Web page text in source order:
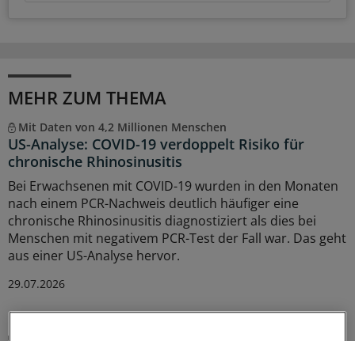
MEHR ZUM THEMA
Mit Daten von 4,2 Millionen Menschen
US-Analyse: COVID-19 verdoppelt Risiko für
chronische Rhinosinusitis
Bei Erwachsenen mit COVID-19 wurden in den Monaten
nach einem PCR-Nachweis deutlich häufiger eine
chronische Rhinosinusitis diagnostiziert als dies bei
Menschen mit negativem PCR-Test der Fall war. Das geht
aus einer US-Analyse hervor.
29.07.2026